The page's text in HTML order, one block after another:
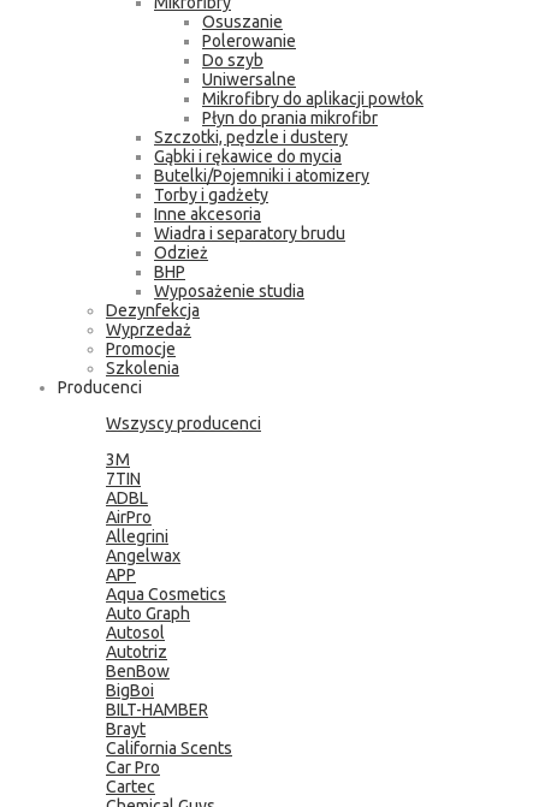
Osuszanie
Polerowanie
Do szyb
Uniwersalne
Mikrofibry do aplikacji powłok
Płyn do prania mikrofibr
Szczotki, pędzle i dustery
Gąbki i rękawice do mycia
Butelki/Pojemniki i atomizery
Torby i gadżety
Inne akcesoria
Wiadra i separatory brudu
Odzież
BHP
Wyposażenie studia
Dezynfekcja
Wyprzedaż
Promocje
Szkolenia
Producenci
Wszyscy producenci
3M
7TIN
ADBL
AirPro
Allegrini
Angelwax
APP
Aqua Cosmetics
Auto Graph
Autosol
Autotriz
BenBow
BigBoi
BILT-HAMBER
Brayt
California Scents
Car Pro
Cartec